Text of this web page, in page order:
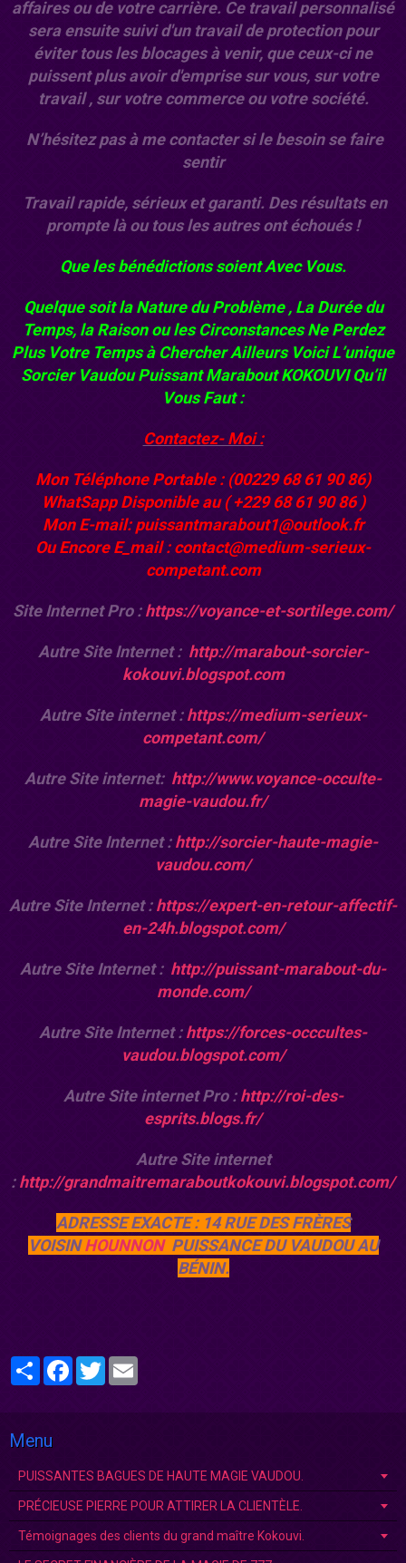
affaires ou de votre carrière. Ce travail personnalisé
sera ensuite suivi d'un travail de protection pour
éviter tous les blocages à venir, que ceux-ci ne
puissent plus avoir d'emprise sur vous, sur votre
travail , sur votre commerce ou votre société.
N’hésitez pas à me contacter si le besoin se faire
sentir
Travail rapide, sérieux et garanti. Des résultats en
prompte là ou tous les autres ont échoués !
Que les bénédictions soient Avec Vous.
Quelque soit la Nature du Problème , La Durée du
Temps, la Raison ou les Circonstances Ne Perdez
Plus Votre Temps à Chercher Ailleurs Voici L’unique
Sorcier VaudouPuissant Marabout KOKOUVIQu’il
Vous Faut :
Contactez- Moi :
Mon Téléphone Portable : (00229 68 61 90 86)
WhatSapp Disponible au ( +229 68 61 90 86 )
Mon E-mail: puissantmarabout1@outlook.fr
Ou Encore E_mail : contact@medium-serieux-
competant.com
Site Internet Pro :https://voyance-et-sortilege.com/
Autre Site Internet : http://marabout-sorcier-
kokouvi.blogspot.com
Autre Site internet :https://medium-serieux-
competant.com/
Autre Site internet: http://www.voyance-occulte-
magie-vaudou.fr/
Autre Site Internet :http://sorcier-haute-magie-
vaudou.com/
Autre Site Internet :https://expert-en-retour-affectif-
en-24h.blogspot.com/
Autre Site Internet : http://puissant-marabout-du-
monde.com/
Autre Site Internet :https://forces-occcultes-
vaudou.blogspot.com/
Autre Site internet Pro :http://roi-des-
esprits.blogs.fr/
Autre Site internet
:http://grandmaitremaraboutkokouvi.blogspot.com/
ADRESSE EXACTE : 14 RUE DES FRÈRES
VOISINHOUNNON PUISSANCE DU VAUDOU AU
BÉNIN.
PartagerFacebook
Twitter
Menu
PUISSANTES BAGUES DE HAUTE MAGIE VAUDOU.
PRÉCIEUSE PIERRE POUR ATTIRER LA CLIENTÈLE.
Témoignages des clients du grand maître Kokouvi.